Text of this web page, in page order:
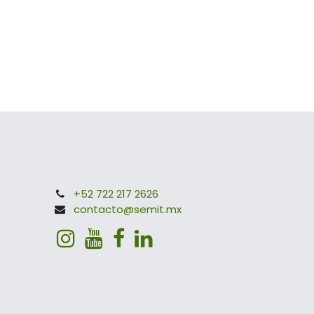
+52 722 217 2626
contacto@semit.mx